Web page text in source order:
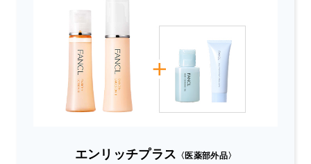
エンリッチプラス 〈医薬部外品〉